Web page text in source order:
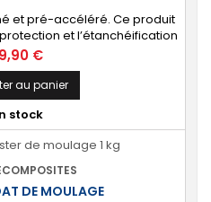
et pré-accéléré. Ce produit
et l’étanchéification
sur votre bateau, pièce
etc. 🔝 [Finition de qualité]
lisse, brillante et uniforme
la surface visible de votre
€
au panier
stock
DE MOULAGE